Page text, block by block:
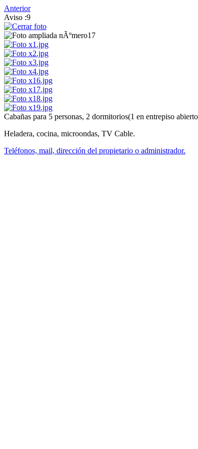
Anterior
Aviso :9
Cabañas para 5 personas, 2 dormitorios(1 en entrepiso
Heladera, cocina, microondas, TV Cable.
Teléfonos, mail, dirección del propietario o administrador.